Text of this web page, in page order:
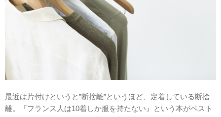
最近は片付けというと”断捨離”というほど、定着している断捨
離。『フランス人は10着しか服を持たない』という本がベスト